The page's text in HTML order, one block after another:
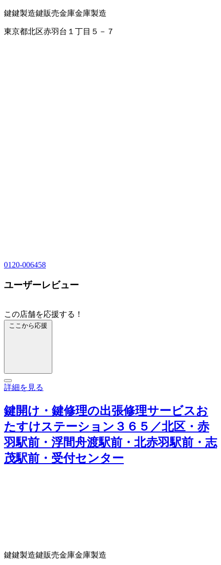
鍵鍵製造鍵販売金庫金庫製造
東京都北区赤羽台１丁目５－７
0120-006458
ユーザーレビュー
この店舗を応援する！
ここから応援
詳細を見る
鍵開け・鍵修理の出張修理サービスお
たすけステーション３６５／北区・赤
羽駅前・浮間舟渡駅前・北赤羽駅前・志
茂駅前・受付センター
鍵鍵製造鍵販売金庫金庫製造